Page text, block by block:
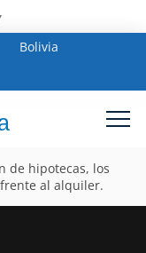
Bolivia
de hipotecas, los
al alquiler.